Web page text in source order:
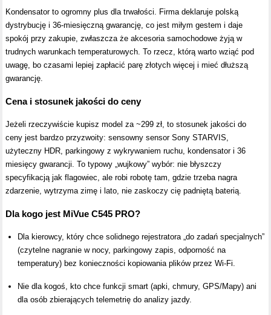
Kondensator to ogromny plus dla trwałości. Firma deklaruje polską
dystrybucję i 36-miesięczną gwarancję, co jest miłym gestem i daje
spokój przy zakupie, zwłaszcza że akcesoria samochodowe żyją w
trudnych warunkach temperaturowych. To rzecz, którą warto wziąć pod
uwagę, bo czasami lepiej zapłacić parę złotych więcej i mieć dłuższą
gwarancję.
Cena i stosunek jakości do ceny
Jeżeli rzeczywiście kupisz model za ~299 zł, to stosunek jakości do
ceny jest bardzo przyzwoity: sensowny sensor Sony STARVIS,
użyteczny HDR, parkingowy z wykrywaniem ruchu, kondensator i 36
miesięcy gwarancji. To typowy „wujkowy” wybór: nie błyszczy
specyfikacją jak flagowiec, ale robi robotę tam, gdzie trzeba nagra
zdarzenie, wytrzyma zimę i lato, nie zaskoczy cię padniętą baterią.
Dla kogo jest MiVue C545 PRO?
Dla kierowcy, który chce solidnego rejestratora „do zadań specjalnych”
(czytelne nagranie w nocy, parkingowy zapis, odporność na
temperatury) bez konieczności kopiowania plików przez Wi-Fi.
Nie dla kogoś, kto chce funkcji smart (apki, chmury, GPS/Mapy) ani
dla osób zbierających telemetrię do analizy jazdy.